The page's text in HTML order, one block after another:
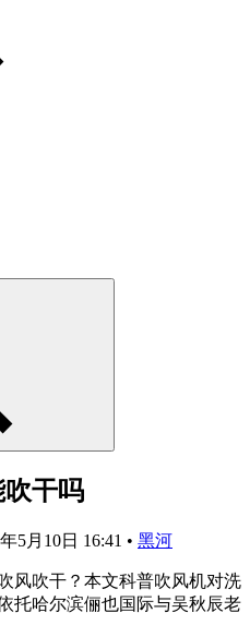
干吗
5月10日 16:41 • 黑河
风吹干？本文科普吹风机对洗
托哈尔滨俪也国际与吴秋辰老